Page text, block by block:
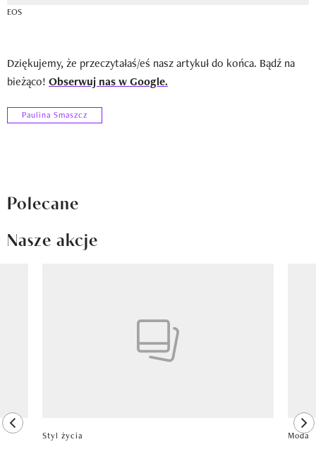
EOS
Dziękujemy, że przeczytałaś/eś nasz artykuł do końca. Bądź na
bieżąco! Obserwuj nas w Google.
Paulina Smaszcz
Polecane
Nasze akcje
previous element
Styl życia Moda